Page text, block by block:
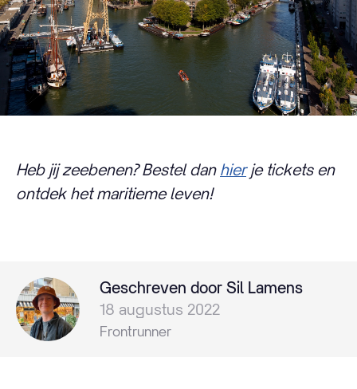
Heb jij zeebenen? Bestel dan hierje tickets en
ontdek het maritieme leven!
Geschreven door Sil Lamens
18 augustus 2022
Frontrunner